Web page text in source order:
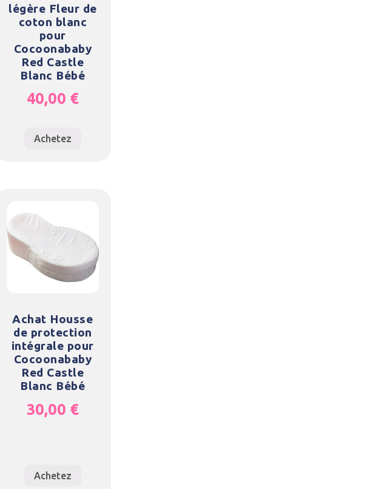
légère Fleur de
coton blanc
pour
Cocoonababy
Red Castle
Blanc Bébé
40,00 €
Achetez
Achat Housse
de protection
intégrale pour
Cocoonababy
Red Castle
Blanc Bébé
30,00 €
Achetez